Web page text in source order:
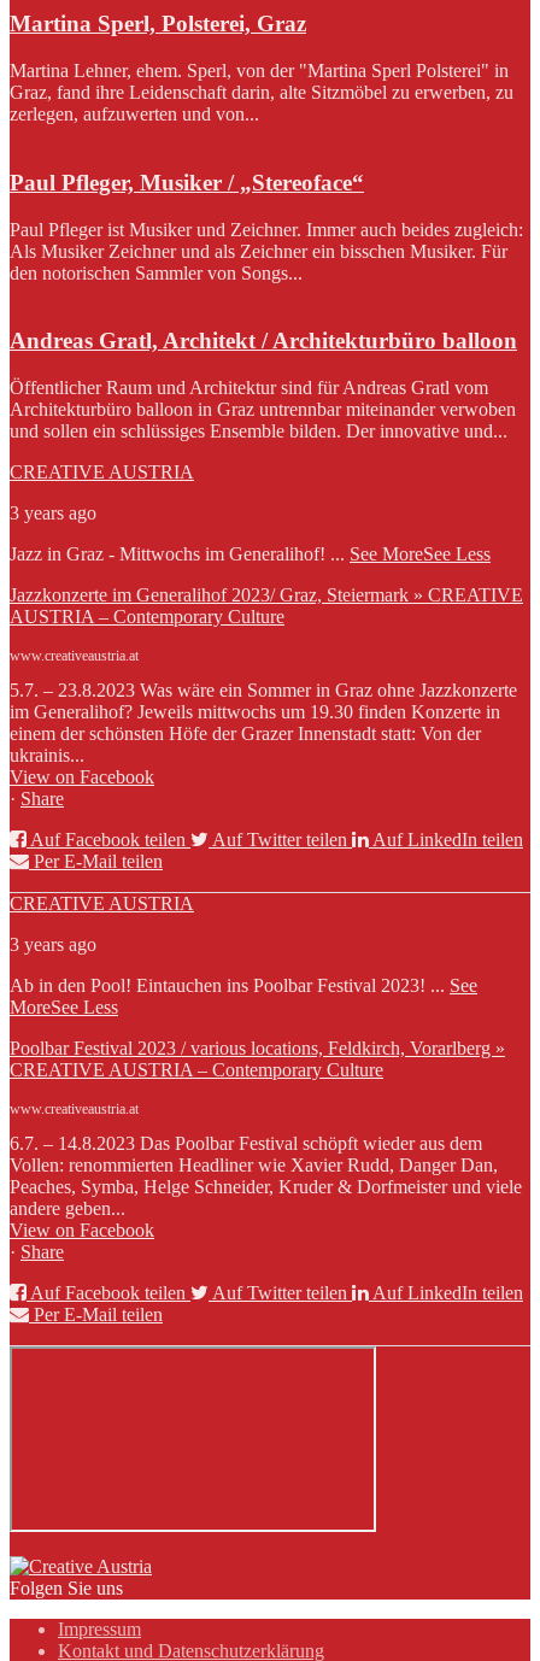
Martina Sperl, Polsterei, Graz
Martina Lehner, ehem. Sperl, von der "Martina Sperl Polsterei" in
Graz, fand ihre Leidenschaft darin, alte Sitzmöbel zu erwerben, zu
zerlegen, aufzuwerten und von...
Paul Pfleger, Musiker / „Stereoface“
Paul Pfleger ist Musiker und Zeichner. Immer auch beides zugleich:
Als Musiker Zeichner und als Zeichner ein bisschen Musiker. Für
den notorischen Sammler von Songs...
Andreas Gratl, Architekt / Architekturbüro balloon
Öffentlicher Raum und Architektur sind für Andreas Gratl vom
Architekturbüro balloon in Graz untrennbar miteinander verwoben
und sollen ein schlüssiges Ensemble bilden. Der innovative und...
CREATIVE AUSTRIA
3 years ago
Jazz in Graz - Mittwochs im Generalihof! ... See MoreSee Less
Jazzkonzerte im Generalihof 2023/ Graz, Steiermark » CREATIVE
AUSTRIA – Contemporary Culture
www.creativeaustria.at
5.7. – 23.8.2023 Was wäre ein Sommer in Graz ohne Jazzkonzerte
im Generalihof? Jeweils mittwochs um 19.30 finden Konzerte in
einem der schönsten Höfe der Grazer Innenstadt statt: Von der
ukrainis...
View on Facebook
· Share
Auf Facebook teilen
Auf Twitter teilen
Auf LinkedIn teilen
Per E-Mail teilen
CREATIVE AUSTRIA
3 years ago
Ab in den Pool! Eintauchen ins Poolbar Festival 2023! ... See
MoreSee Less
Poolbar Festival 2023 / various locations, Feldkirch, Vorarlberg »
CREATIVE AUSTRIA – Contemporary Culture
www.creativeaustria.at
6.7. – 14.8.2023 Das Poolbar Festival schöpft wieder aus dem
Vollen: renommierten Headliner wie Xavier Rudd, Danger Dan,
Peaches, Symba, Helge Schneider, Kruder & Dorfmeister und viele
andere geben...
View on Facebook
· Share
Auf Facebook teilen
Auf Twitter teilen
Auf LinkedIn teilen
Per E-Mail teilen
Folgen Sie uns
Impressum
Kontakt und Datenschutzerklärung